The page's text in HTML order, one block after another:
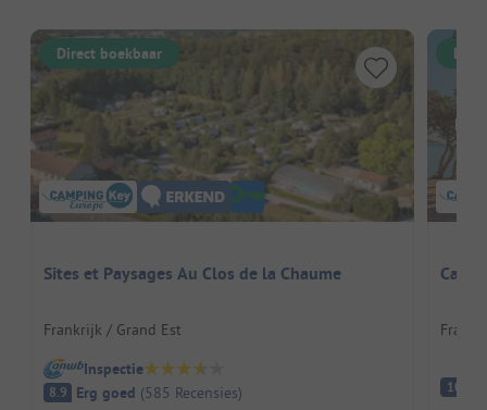
Direct boekbaar
Sites et Paysages Au Clos de la Chaume
Frankrijk / Grand Est
Inspectie
8.9 Erg goed (585 Recensies)
10